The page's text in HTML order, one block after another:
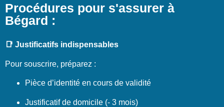
Procédures pour s'assurer à
Bégard :
📑 Justificatifs indispensables
Pour souscrire, préparez :
Pièce d’identité en cours de validité
Justificatif de domicile (- 3 mois)